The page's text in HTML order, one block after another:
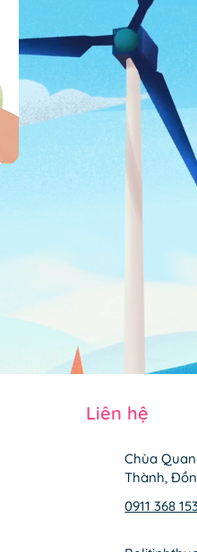
Liên hệ
Chùa
Thành,
0911 368